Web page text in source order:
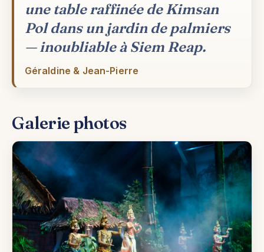
une table raffinée de Kimsan
Pol dans un jardin de palmiers
— inoubliable à Siem Reap.
Géraldine & Jean-Pierre
Galerie photos